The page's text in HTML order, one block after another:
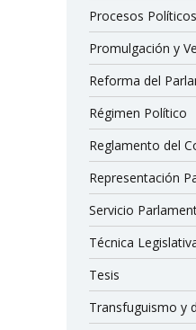
Procesos Políticos
Promulgación y
Reforma del
Régimen Político
Reglamento del
Representación
Servicio
Técnica
Tesis
Transfuguismo y